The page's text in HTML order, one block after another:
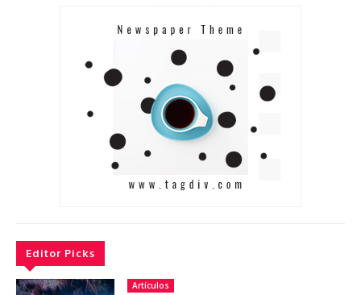
Editor Picks
Artículos